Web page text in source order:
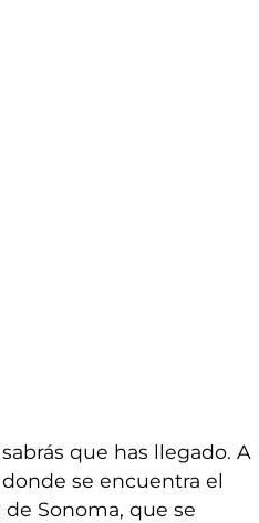
que has llegado. A
se encuentra el
Sonoma, que se